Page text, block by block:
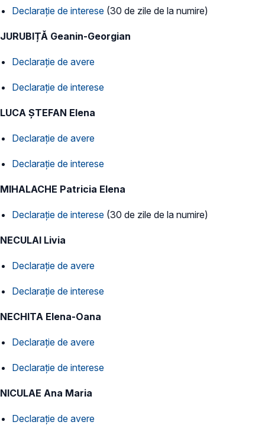
Declarație de interese (30 de zile de la numire)
JURUBIȚĂ Geanin-Georgian
Declarație de avere
Declarație de interese
LUCA ȘTEFAN Elena
Declarație de avere
Declarație de interese
MIHALACHE Patricia Elena
Declarație de interese (30 de zile de la numire)
NECULAI Livia
Declarație de avere
Declarație de interese
NECHITA Elena-Oana
Declarație de avere
Declarație de interese
NICULAE Ana Maria
Declarație de avere